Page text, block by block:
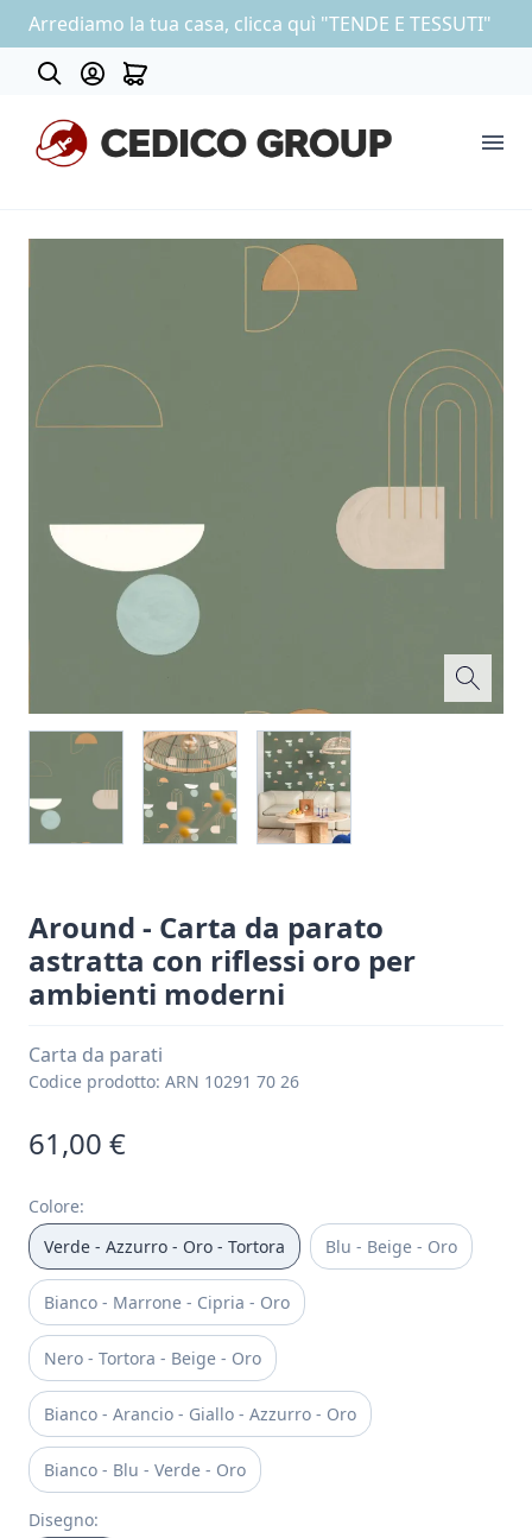
Arrediamo la tua casa, clicca quì "TENDE E TESSUTI"
COLLEZIONE CARTA DA PARATI
Around - Carta da parato
astratta con riflessi oro per
ambienti moderni
Carta da parati
Codice prodotto: ARN 10291 70 26
61,00 €
Colore:
Verde - Azzurro - Oro - Tortora
Blu - Beige - Oro
Bianco - Marrone - Cipria - Oro
Nero - Tortora - Beige - Oro
Bianco - Arancio - Giallo - Azzurro - Oro
Bianco - Blu - Verde - Oro
Disegno: